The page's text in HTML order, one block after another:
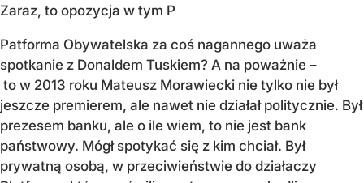
Zaraz, to opozycja w tym P
Patforma Obywatelska za coś nagannego uważa
spotkanie z Donaldem Tuskiem? A na poważnie –
to w 2013 roku Mateusz Morawiecki nie tylko nie był
jeszcze premierem, ale nawet nie działał politycznie. Był
prezesem banku, ale o ile wiem, to nie jest bank
państwowy. Mógł spotykać się z kim chciał. Był
prywatną osobą, w przeciwieństwie do działaczy